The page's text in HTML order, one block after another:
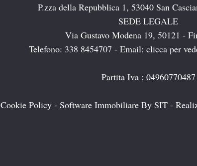
P.zza della Repubblica 1, 53040 San
SEDE LEGALE
Via Gustavo Modena 19, 50121 -
Telefono: 338 8454707 - Email: clicca per
Partita Iva : 04960770487
Cookie Policy- Software Immobiliare By SIT-